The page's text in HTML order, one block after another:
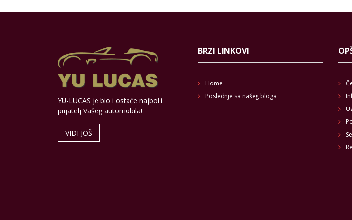
YU-LUCAS je bio i ostaće najbolji
prijatelj Vašeg automobila!
VIDI JOŠ
BRZI LINKOVI
Home
Poslednje sa našeg bloga